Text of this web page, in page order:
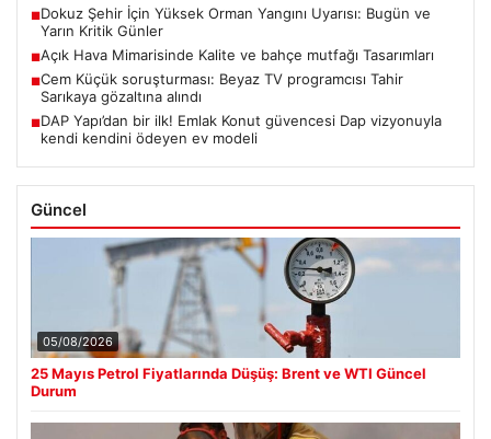
■Dokuz Şehir İçin Yüksek Orman Yangını Uyarısı: Bugün ve
Yarın Kritik Günler
■Açık Hava Mimarisinde Kalite ve bahçe mutfağı Tasarımları
■Cem Küçük soruşturması: Beyaz TV programcısı Tahir
Sarıkaya gözaltına alındı
■DAP Yapı’dan bir ilk! Emlak Konut güvencesi Dap vizyonuyla
kendi kendini ödeyen ev modeli
Güncel
05/08/2026
25 Mayıs Petrol Fiyatlarında Düşüş: Brent ve WTI Güncel
Durum